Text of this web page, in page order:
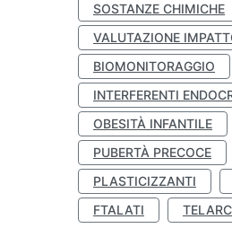
SOSTANZE CHIMICHE
VALUTAZIONE
BIOMONITORAGGIO
INTERFERENTI
OBESITÀ INFANTILE
PUBERTÀ PRECOCE
PLASTICIZZANTI
FTALATI